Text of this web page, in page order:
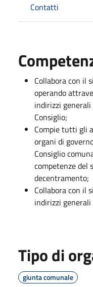
Contatti
Collabora con il
operando
indirizzi
Consiglio;
Compie tutti gli
organi di
Consiglio
competenze del
decentramento;
Collabora con il
indirizzi generali
Tipo di
giunta comunale